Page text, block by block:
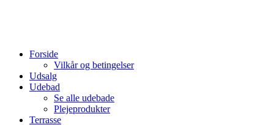
Forside
Vilkår og betingelser
Udsalg
Udebad
Se alle udebade
Plejeprodukter
Terrasse